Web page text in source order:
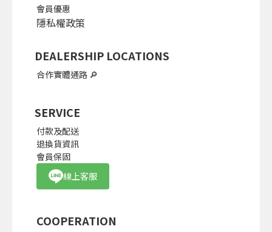
會員優惠
隱私權政策
DEALERSHIP LOCATIONS
合作實體通路 🔎
SERVICE
付款及配送
退換貨資訊
會員保固
線上客服
COOPERATION